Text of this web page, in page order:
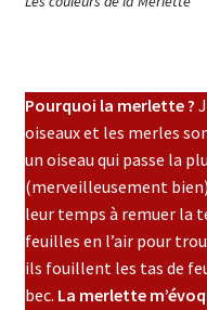
Pourquoi la merlette ?
oiseaux et les merles
un oiseau qui passe la
(merveilleusement
leur temps à remuer la
feuilles en l’air pour
ils fouillent les tas de
bec. La merlette